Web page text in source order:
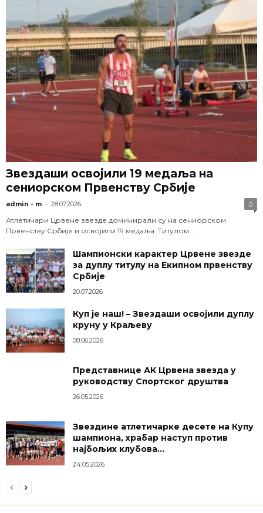
Звездаши освојили 19 медаља на
сениорском Првенству Србије
admin - m - 28.07.2026 0
Атлетичари Црвене звезде доминирали су на сениорском
Првенству Србије и освојили 19 медаља. Титулом...
Шампионски карактер Црвене звезде
за дуплу титулу на Екипном првенству
Србије
20.07.2026
Куп је наш! – Звездаши освојили дуплу
круну у Краљеву
08.06.2026
Представнице АК Црвена звезда у
руководству Спортског друштва
26.05.2026
Звездине атлетичарке десете на Купу
шампиона, храбар наступ против
најбољих клубова...
24.05.2026